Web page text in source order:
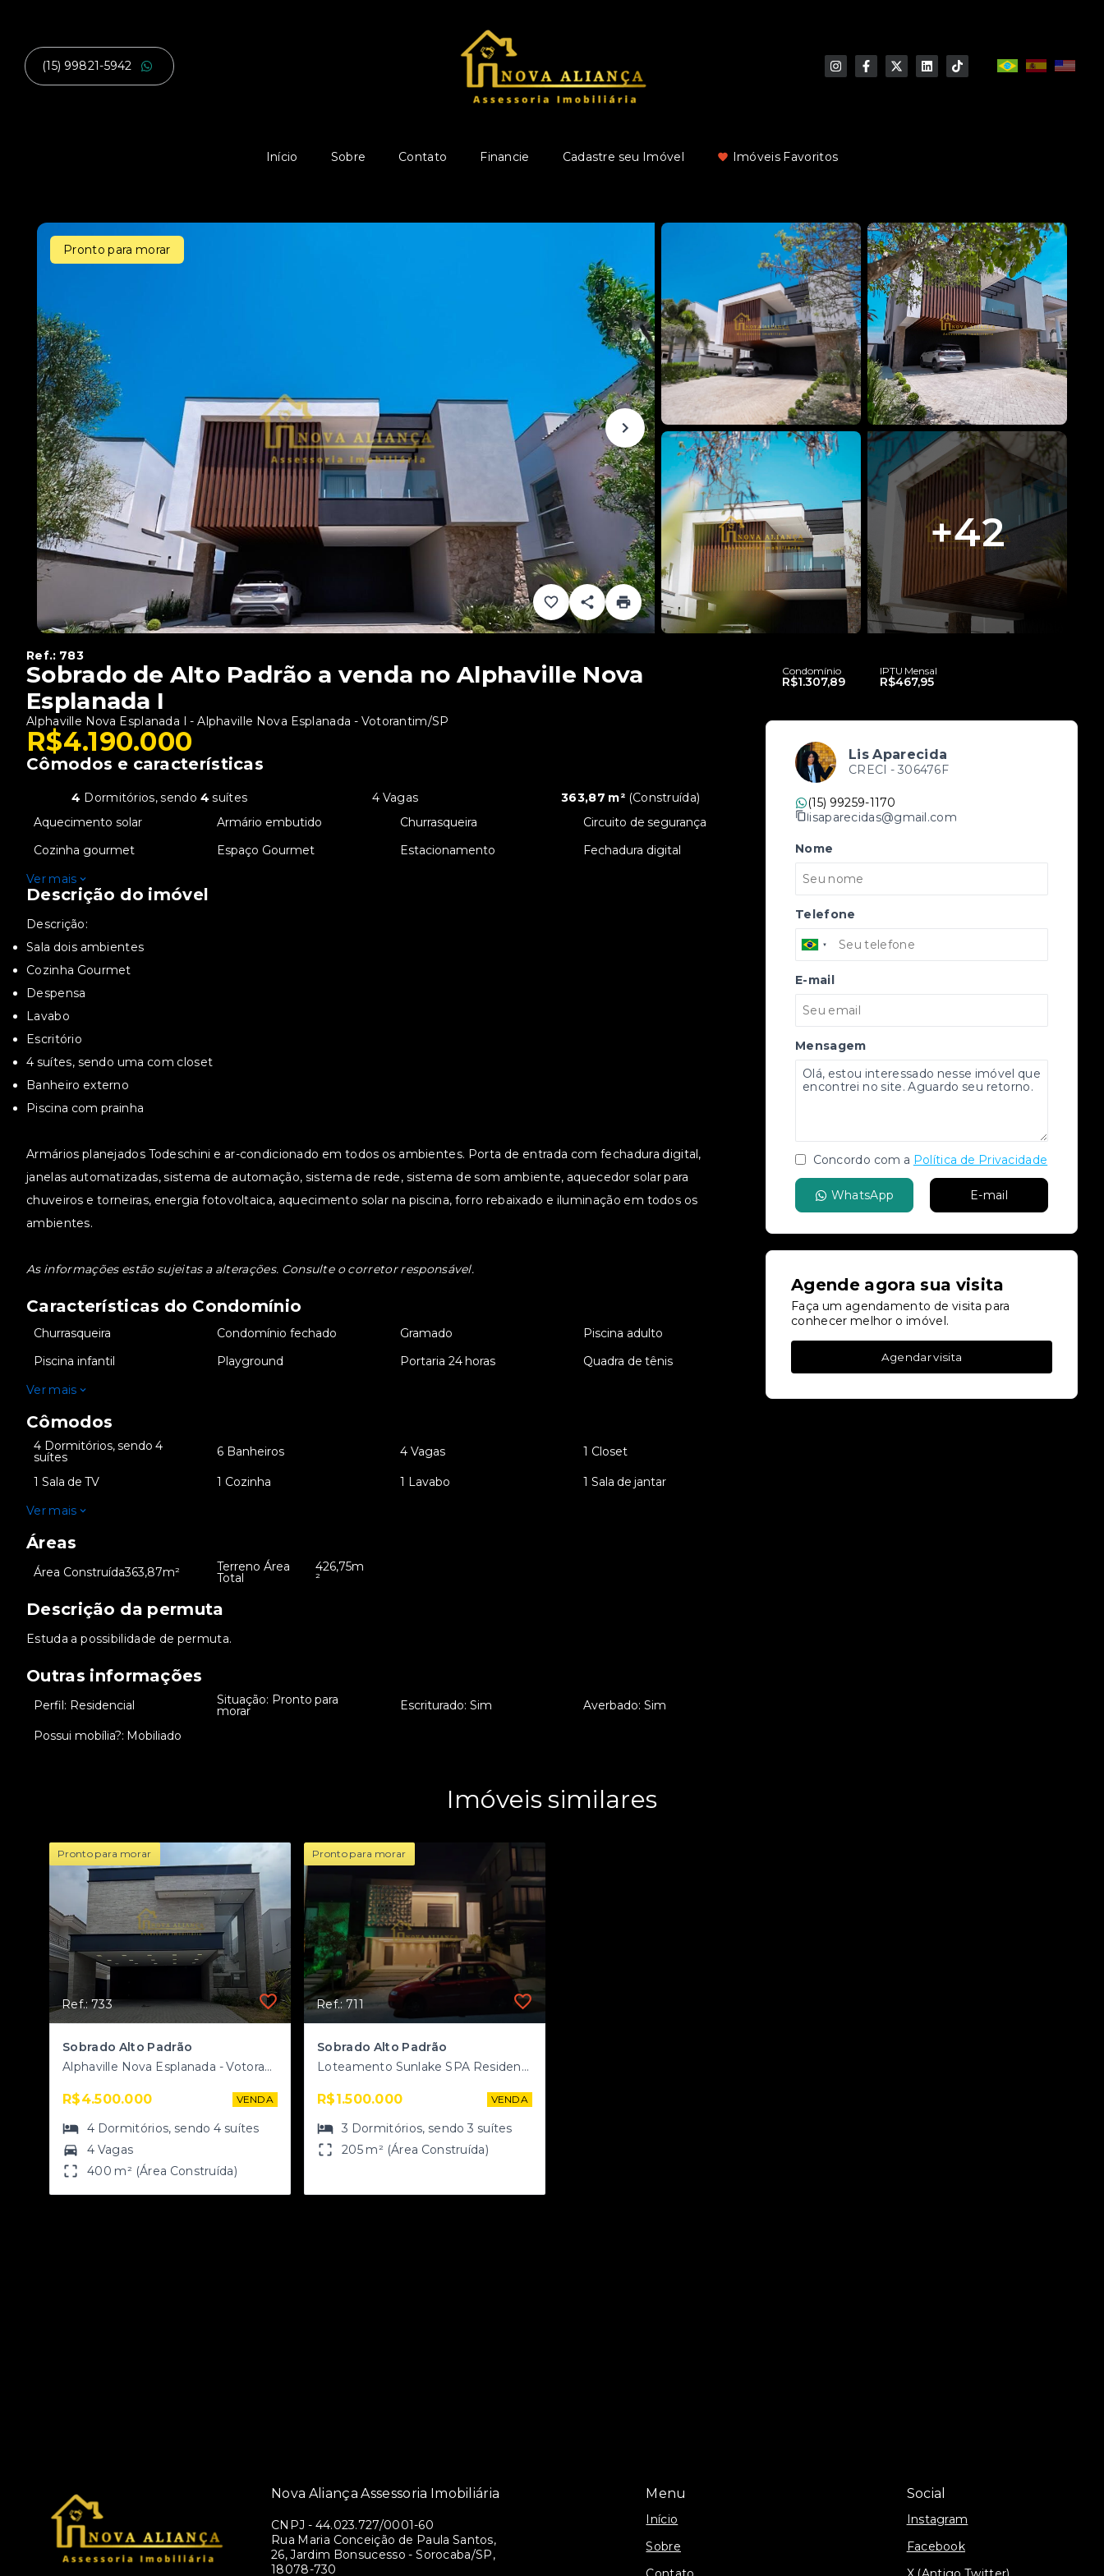
(15) 99821-5942
Início Sobre Contato Financie Cadastre seu Imóvel Imóveis Favoritos
Pronto para morar
+42
Ref.: 783
Sobrado de Alto Padrão a venda no Alphaville Nova
Esplanada I
Alphaville Nova Esplanada I -Alphaville Nova Esplanada - Votorantim/SP
R$4.190.000
Cômodos e características
4 Dormitórios, sendo 4 suítes 4 Vagas 363,87 m² (Construída)
Aquecimento solar Armário embutido Churrasqueira
Circuito de segurança
Cozinha gourmet Espaço Gourmet Estacionamento
Fechadura digital
Ver mais
Descrição do imóvel
Descrição:
Sala dois ambientes
Cozinha Gourmet
Despensa
Lavabo
Escritório
4 suítes, sendo uma com closet
Banheiro externo
Piscina com prainha
Armários planejados Todeschini e ar-condicionado em todos os ambientes. Porta de entrada com fechadura digital,
janelas automatizadas, sistema de automação, sistema de rede, sistema de som ambiente, aquecedor solar para
chuveiros e torneiras, energia fotovoltaica, aquecimento solar na piscina, forro rebaixado e iluminação em todos os
ambientes.
As informações estão sujeitas a alterações. Consulte o corretor responsável.
Características do Condomínio
Churrasqueira Condomínio fechado Gramado
Piscina adulto
Piscina infantil Playground Portaria 24 horas
Quadra de tênis
Ver mais
Cômodos
4 Dormitórios, sendo 4
suítes 6 Banheiros 4 Vagas 1 Closet
1 Sala de TV 1 Cozinha 1 Lavabo
1 Sala de jantar
Ver mais
Áreas
Área Construída363,87m² Terreno Área
Total
426,75m
²
Descrição da permuta
Estuda a possibilidade de permuta.
Outras informações
Perfil: Residencial Situação: Pronto para
morar Escriturado: Sim Averbado: Sim
Possui mobília?: Mobiliado
Condomínio
R$1.307,89
IPTU Mensal
R$467,95
Lis Aparecida
CRECI - 306476F
(15) 99259-1170
lisaparecidas@gmail.com
Nome
Telefone
E-mail
Mensagem
Concordo com a Política de Privacidade
WhatsApp E-mail
Agende agora sua visita
Faça um agendamento de visita para
conhecer melhor o imóvel.
Agendar visita
Imóveis similares
Pronto para morar
Ref.: 733
Sobrado Alto Padrão
Alphaville Nova Esplanada - Votorantim/SP
R$4.500.000 VENDA
4 Dormitórios, sendo4 suítes
4 Vagas
400 m² (Área Construída)
Pronto para morar
Ref.: 711
Sobrado Alto Padrão
Loteamento Sunlake SPA Residencial - Votorantim/SP
R$1.500.000 VENDA
3 Dormitórios, sendo3 suítes
205 m² (Área Construída)
Menu
Início
Sobre
Social
Instagram
Facebook
Nova Aliança Assessoria Imobiliária
CNPJ - 44.023.727/0001-60
Rua Maria Conceição de Paula Santos,
26, Jardim Bonsucesso - Sorocaba/SP,
18078-730